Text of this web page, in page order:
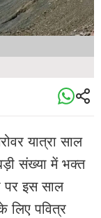
यात्रा साल
संख्या में भक्त
पर इस साल
लिए पवित्र